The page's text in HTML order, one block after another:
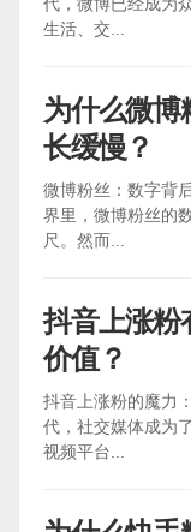
代，微博已经成为
生活、交...
为什么微博
长缓慢？
微博粉丝：数字背
界里，微博粉丝的
尺。然而...
抖音上涨粉
价值？
抖音上涨粉的魔力
代，社交媒体成为
视频平台...